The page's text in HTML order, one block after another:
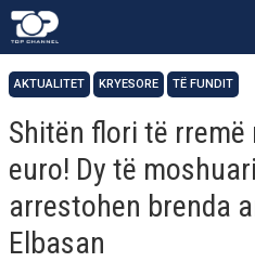
AKTUALITET KRYESORE TË FUNDIT
Shitën flori të rremë
euro! Dy të
arrestohen brenda
Elbasan